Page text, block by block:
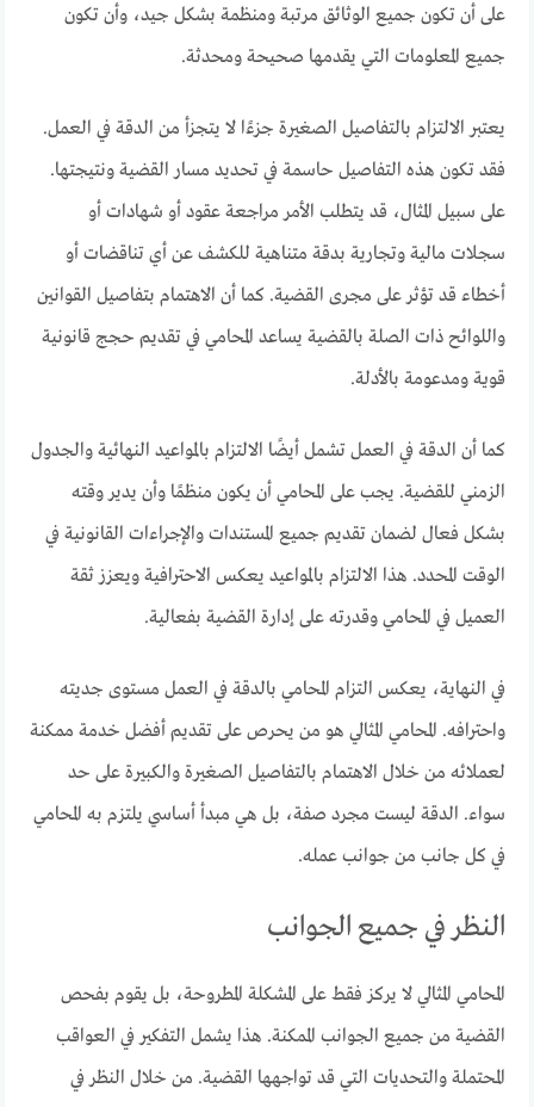
على أن تكون جميع الوثائق مرتبة ومنظمة بشكل جيد، وأن تكون
جميع المعلومات التي يقدمها صحيحة ومحدثة.
يعتبر الالتزام بالتفاصيل الصغيرة جزءًا لا يتجزأ من الدقة في العمل.
فقد تكون هذه التفاصيل حاسمة في تحديد مسار القضية ونتيجتها.
على سبيل المثال، قد يتطلب الأمر مراجعة عقود أو شهادات أو
سجلات مالية وتجارية بدقة متناهية للكشف عن أي تناقضات أو
أخطاء قد تؤثر على مجرى القضية. كما أن الاهتمام بتفاصيل القوانين
واللوائح ذات الصلة بالقضية يساعد المحامي في تقديم حجج قانونية
قوية ومدعومة بالأدلة.
كما أن الدقة في العمل تشمل أيضًا الالتزام بالمواعيد النهائية والجدول
الزمني للقضية. يجب على المحامي أن يكون منظمًا وأن يدير وقته
بشكل فعال لضمان تقديم جميع المستندات والإجراءات القانونية في
الوقت المحدد. هذا الالتزام بالمواعيد يعكس الاحترافية ويعزز ثقة
العميل في المحامي وقدرته على إدارة القضية بفعالية.
في النهاية، يعكس التزام المحامي بالدقة في العمل مستوى جديته
واحترافه. المحامي المثالي هو من يحرص على تقديم أفضل خدمة ممكنة
لعملائه من خلال الاهتمام بالتفاصيل الصغيرة والكبيرة على حد
سواء. الدقة ليست مجرد صفة، بل هي مبدأ أساسي يلتزم به المحامي
في كل جانب من جوانب عمله.
النظر في جميع الجوانب
المحامي المثالي لا يركز فقط على المشكلة المطروحة، بل يقوم بفحص
القضية من جميع الجوانب الممكنة. هذا يشمل التفكير في العواقب
المحتملة والتحديات التي قد تواجهها القضية. من خلال النظر في